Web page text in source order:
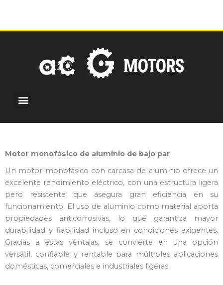
contenido
Menu
Motor monofásico de aluminio de bajo par
Un motor monofásico con carcasa de aluminio ofrece un
excelente rendimiento eléctrico, con una estructura ligera
pero resistente que asegura gran eficiencia en su
funcionamiento. El uso de aluminio como material aporta
propiedades anticorrosivas, lo que garantiza mayor
durabilidad y fiabilidad incluso en condiciones exigentes.
Gracias a estas ventajas, se convierte en una opción
versátil, confiable y rentable para múltiples aplicaciones
domésticas, comerciales e industriales ligeras.